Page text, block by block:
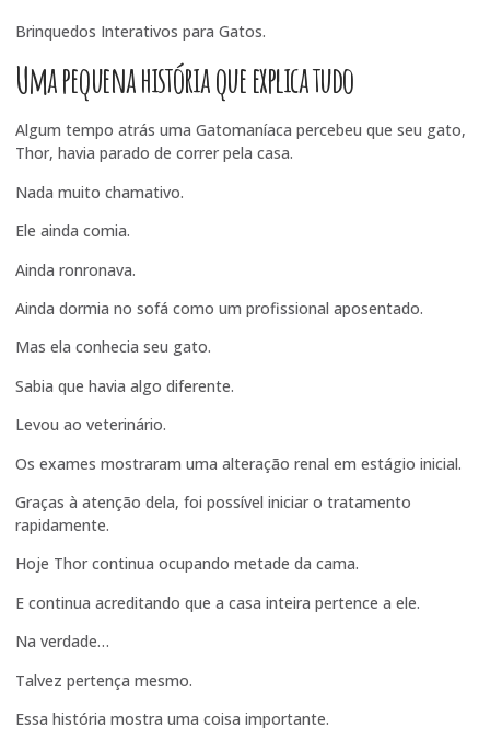
Brinquedos Interativos para Gatos.
Uma pequena história que explica tudo
Algum tempo atrás uma Gatomaníaca percebeu que seu gato,
Thor, havia parado de correr pela casa.
Nada muito chamativo.
Ele ainda comia.
Ainda ronronava.
Ainda dormia no sofá como um profissional aposentado.
Mas ela conhecia seu gato.
Sabia que havia algo diferente.
Levou ao veterinário.
Os exames mostraram uma alteração renal em estágio inicial.
Graças à atenção dela, foi possível iniciar o tratamento
rapidamente.
Hoje Thor continua ocupando metade da cama.
E continua acreditando que a casa inteira pertence a ele.
Na verdade…
Talvez pertença mesmo.
Essa história mostra uma coisa importante.